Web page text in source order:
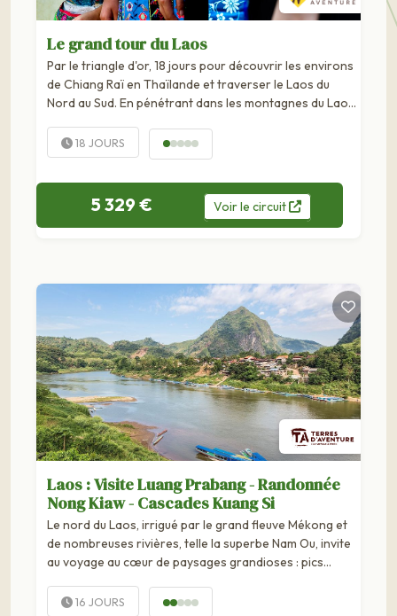
Le grand tour du Laos
Par le triangle d'or, 18 jours pour découvrir les environs
de Chiang Raï en Thaïlande et traverser le Laos du
Nord au Sud. En pénétrant dans les montagnes du Laos,
du Sud-Est, où se côtoient des minorités...
18 JOURS
5 329 € Voirle circuit
Laos : Visite Luang Prabang - Randonnée
Nong Kiaw - Cascades Kuang Si
Le nord du Laos, irrigué par le grand fleuve Mékong et
de nombreuses rivières, telle la superbe Nam Ou, invite
au voyage au cœur de paysages grandioses : pics
16 JOURS